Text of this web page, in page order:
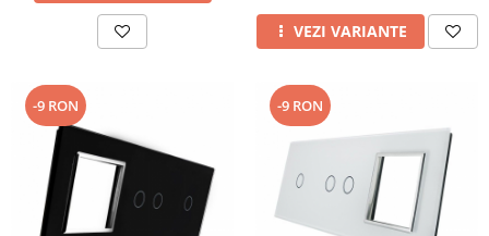
VEZI VARIANTE
-9 RON -9 RON